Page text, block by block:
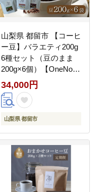
山梨県 都留市 【コーヒ
ー豆】バラエティ200g
6種セット（豆のまま
200g×6個）【OneNote
Coffee Roaster】｜煎
りたて コーヒー 直送
プレゼント 贈答 珈琲豆
ャルティー チョコレー
ト デザート フレーバー
旅行 キャンプ アウトド
ア ケーキ
34,000円
山梨県 都留市